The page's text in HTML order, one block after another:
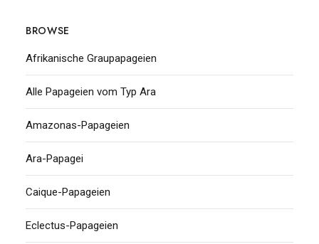
BROWSE
Afrikanische Graupapageien
Alle Papageien vom Typ Ara
Amazonas-Papageien
Ara-Papagei
Caique-Papageien
Eclectus-Papageien